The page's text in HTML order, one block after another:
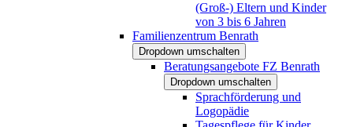
(Groß-) Eltern und Kinder
von 3 bis 6 Jahren
Familienzentrum Benrath
Dropdown umschalten
Beratungsangebote FZ Benrath
Dropdown umschalten
Sprachförderung und
Logopädie